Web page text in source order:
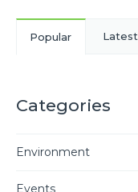
Popular Latest
Categories
Environment
Events